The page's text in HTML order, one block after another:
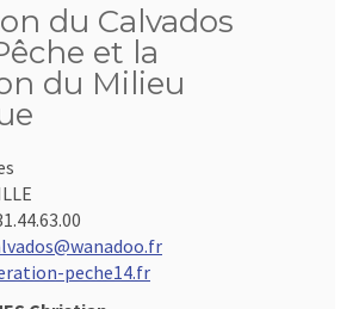
du Calvados
et la
du Milieu
peche14.fr